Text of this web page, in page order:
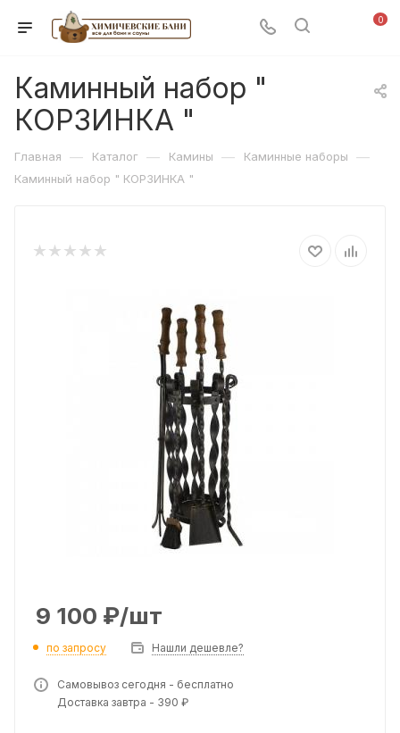
0
Каминный набор "
КОРЗИНКА "
Главная — Каталог — Камины — Каминные наборы —
Каминный набор " КОРЗИНКА "
9 100 ₽/шт
по запросу Нашли дешевле?
Самовывоз сегодня - бесплатно
Доставка завтра - 390 ₽